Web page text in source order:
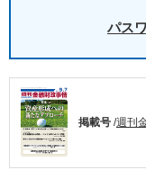
パス
掲載号 /週刊